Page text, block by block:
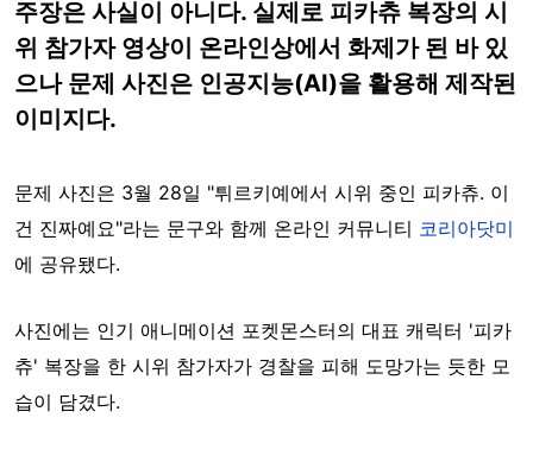
주장은 사실이 아니다. 실제로 피카츄 복장의 시
위 참가자 영상이 온라인상에서 화제가 된 바 있
으나 문제 사진은 인공지능(AI)을 활용해 제작된
이미지다.
문제 사진은 3월 28일 "튀르키예에서 시위 중인 피카츄. 이
건 진짜예요"라는 문구와 함께 온라인 커뮤니티 코리아닷미
에 공유됐다.
사진에는 인기 애니메이션 포켓몬스터의 대표 캐릭터 '피카
츄' 복장을 한 시위 참가자가 경찰을 피해 도망가는 듯한 모
습이 담겼다.